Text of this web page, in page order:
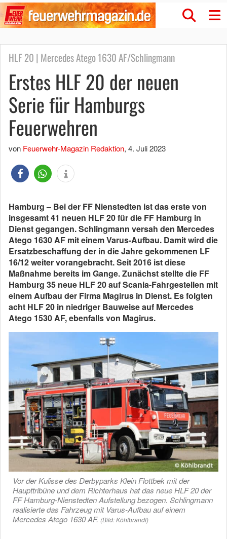
HLF 20 | Mercedes Atego 1630 AF/Schlingmann
Erstes HLF 20 der neuen
Serie für Hamburgs
Feuerwehren
von Feuerwehr-Magazin Redaktion, 4. Juli 2023
Hamburg – Bei der FF Nienstedten ist das erste von
insgesamt 41 neuen HLF 20 für die FF Hamburg in
Dienst gegangen. Schlingmann versah den Mercedes
Atego 1630 AF mit einem Varus-Aufbau. Damit wird die
Ersatzbeschaffung der in die Jahre gekommenen LF
16/12 weiter vorangebracht. Seit 2016 ist diese
Maßnahme bereits im Gange. Zunächst stellte die FF
Hamburg 35 neue HLF 20 auf Scania-Fahrgestellen mit
einem Aufbau der Firma Magirus in Dienst. Es folgten
acht HLF 20 in niedriger Bauweise auf Mercedes
Atego 1530 AF, ebenfalls von Magirus.
Vor der Kulisse des Derbyparks Klein Flottbek mit der
Haupttribüne und dem Richterhaus hat das neue HLF 20 der
FF Hamburg-Nienstedten Aufstellung bezogen. Schlingmann
realisierte das Fahrzeug mit Varus-Aufbau auf einem
Mercedes Atego 1630 AF. (Bild: Köhlbrandt)